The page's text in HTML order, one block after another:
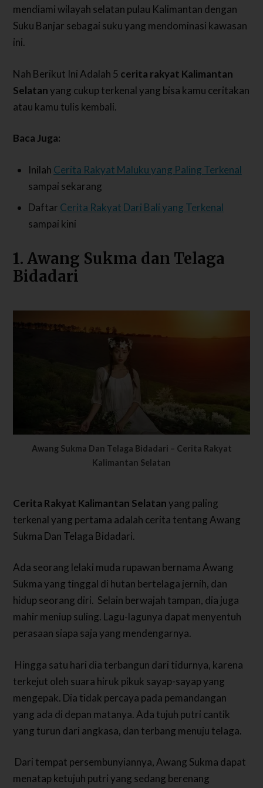
mendiami wilayah selatan pulau Kalimantan dengan
Suku Banjar sebagai suku yang mendominasi kawasan
ini.
Nah Berikut Ini Adalah 5 cerita rakyat Kalimantan
Selatanyang cukup terkenal yang bisa kamu ceritakan
atau kamu tulis kembali.
Baca Juga:
Inilah Cerita Rakyat Maluku yang Paling Terkenal
sampai sekarang
Daftar Cerita Rakyat Dari Bali yang Terkenal
sampai kini
1. Awang Sukma dan Telaga
Bidadari
Awang Sukma Dan Telaga Bidadari – Cerita Rakyat
Kalimantan Selatan
Cerita Rakyat Kalimantan Selatanyang paling
terkenal yang pertama adalah cerita tentang Awang
Sukma Dan Telaga Bidadari.
Ada seorang lelaki muda rupawan bernama Awang
Sukma yang tinggal di hutan bertelaga jernih, dan
hidup seorang diri. Selain berwajah tampan, dia juga
mahir meniup suling. Lagu-lagunya dapat menyentuh
perasaan siapa saja yang mendengarnya.
Hingga satu hari dia terbangun dari tidurnya, karena
terkejut oleh suara hiruk pikuk sayap-sayap yang
mengepak. Dia tidak percaya pada pemandangan
yang ada di depan matanya. Ada tujuh putri cantik
yang turun dari angkasa, dan terbang menuju telaga.
Dari tempat persembunyiannya, Awang Sukma dapat
menatap ketujuh putri yang sedang berenang